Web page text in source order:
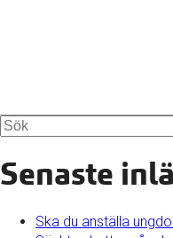
Senaste
Ska du anställa